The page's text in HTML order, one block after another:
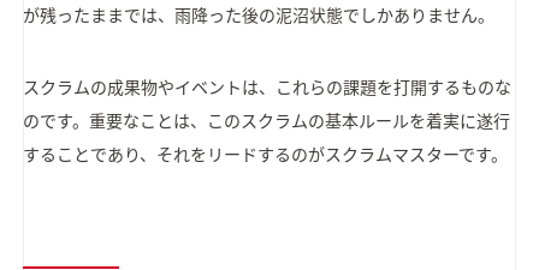
が残ったままでは、雨降った後の泥沼状態でしかありません。
スクラムの成果物やイベントは、これらの課題を打開するものな
のです。重要なことは、このスクラムの基本ルールを着実に遂行
することであり、それをリードするのがスクラムマスターです。